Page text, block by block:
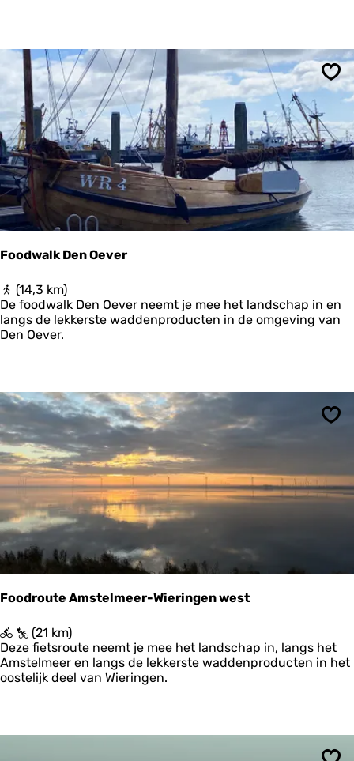
k
t
a
n
d
Foodwalk Den Oever
F
o
o
d
k
D
e
n
O
e
v
e
r
(14,3 km)
De foodwalk Den Oever neemt je mee het landschap in en
langs de lekkerste waddenproducten in de omgeving van
Den Oever.
Foodroute Amstelmeer-Wieringen west
F
o
o
d
t
(21 km)
Deze fietsroute neemt je mee het landschap in, langs het
Amstelmeer en langs de lekkerste waddenproducten in het
oostelijk deel van Wieringen.